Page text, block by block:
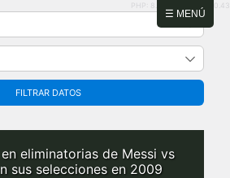
☰ MENÚ
PHP: 8.2.31 | MySQL: 8.0.43
FILTRAR DATOS
eliminatorias de Messi vs
sus selecciones en 2009